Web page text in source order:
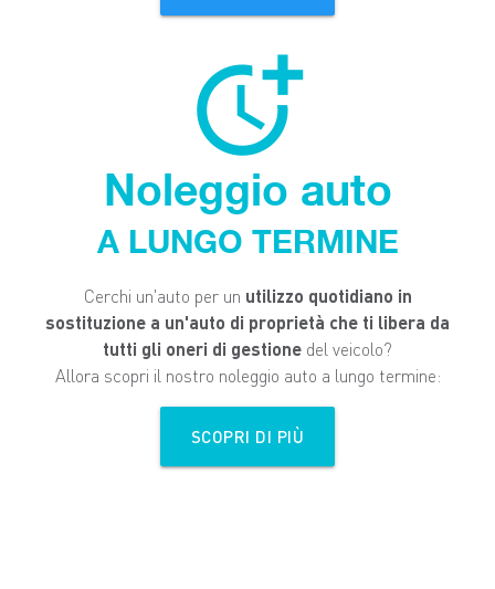
more_time
Noleggio auto
A LUNGO TERMINE
Cerchi un'auto per un utilizzo quotidiano in
sostituzione a un'auto di proprietà che ti libera da
tutti gli oneri di gestione del veicolo?
Allora scopri il nostro noleggio auto a lungo termine:
SCOPRI DI PIÙ